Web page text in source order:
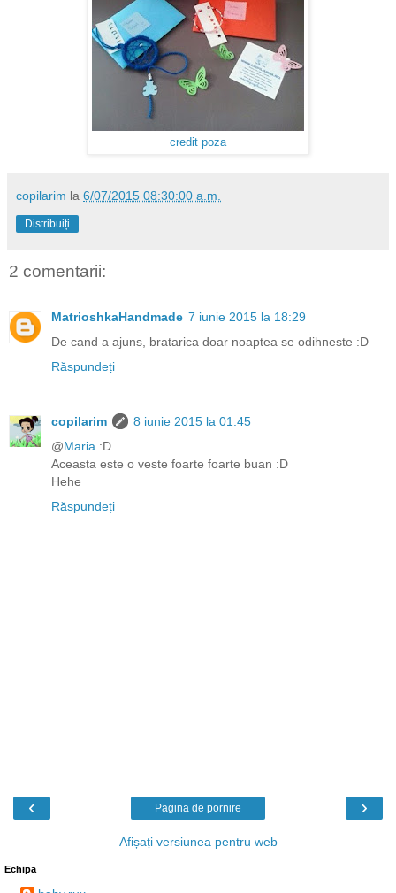
credit poza
copilarim la 6/07/2015 08:30:00 a.m.
Distribuiți
2 comentarii:
MatrioshkaHandmade 7 iunie 2015 la 18:29
De cand a ajuns, bratarica doar noaptea se odihneste :D
Răspundeți
copilarim
8 iunie 2015 la 01:45
@Maria :D
Aceasta este o veste foarte foarte buan :D
Hehe
Răspundeți
‹ ›
Pagina de pornire
Afișați versiunea pentru web
Echipa